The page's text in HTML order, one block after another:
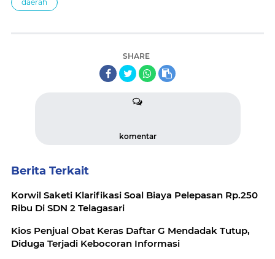
daerah
SHARE
komentar
Berita Terkait
Korwil Saketi Klarifikasi Soal Biaya Pelepasan Rp.250
Ribu Di SDN 2 Telagasari
Kios Penjual Obat Keras Daftar G Mendadak Tutup,
Diduga Terjadi Kebocoran Informasi